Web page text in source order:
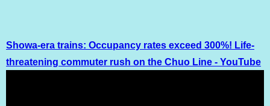
Showa-era trains: Occupancy rates exceed 300%! Life-
threatening commuter rush on the Chuo Line - YouTube